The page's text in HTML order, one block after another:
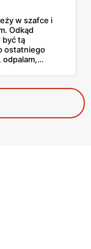
w szafce i
Odkąd
być tą
ostatniego
odpalam,
producent.